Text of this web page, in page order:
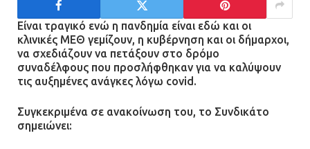
Τροχαίο στην Πειραιώς: ΙΧ
συγκρούστηκε με φορτηγό – Ένας
τραυματίας και κυκλοφοριακό χάος
21.07.2026 | 13:12
τζαμαρία και μπήκε μέσα σε μαγαζί
Είναι τραγικό ενώ η πανδημία είναι εδώ και οι
κλινικές ΜΕΘ γεμίζουν, η κυβέρνηση και οι δήμαρχοι,
να σχεδιάζουν να πετάξουν στο δρόμο
συναδέλφους που προσλήφθηκαν για να καλύψουν
τις αυξημένες ανάγκες λόγω covid.
Συγκεκριμένα σε ανακοίνωση του, το Συνδικάτο
σημειώνει: